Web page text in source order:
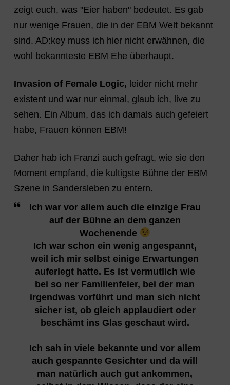
zeigt euch, was "Eier haben" bedeutet. Es gab
nur wenige Frauen, die in der EBM Welt bekannt
sind. AD:key muss ich hier nicht erwähnen, die
wohl bekannteste EBM Ehe überhaupt.
Invasion of Female Logic, leider nicht mehr
existent und war nur einmal, glaub ich, live zu
sehen. Ein Album, das ich damals auch gefeiert
habe, Frauen können EBM!
Daher hab ich Franzi auch gefragt, wie sie den
Moment empfand, die kultigste Bühne der EBM
Szene in Sandersleben zu entern.
Ich war vor allem auch die einzige Frau
auf der Bühne an dem ganzen
Wochenende
Ich war schon ein wenig angespannt,
weil ich mir selbst einige Erwartungen
auferlegt hatte. Es ist vermutlich wie
bei so ner Familienfeier, bei der man
irgendwas vorführt und man sich nicht
sicher ist, ob gleich applaudiert oder
beschämt ins Glas geschaut wird.
Ich sah in viele bekannte und vor allem
auch gespannte Gesichter und da will
man natürlich auch gut ankommen,